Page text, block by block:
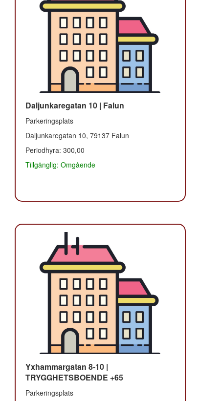
Daljunkaregatan 10 | Falun
Parkeringsplats
Daljunkaregatan 10, 79137 Falun
Periodhyra: 300,00
Tillgänglig: Omgående
Yxhammargatan 8-10 |
TRYGGHETSBOENDE +65
Parkeringsplats